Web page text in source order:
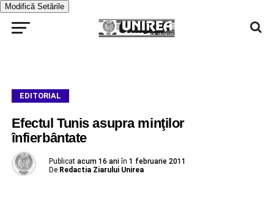
Modifică Setările
EDITORIAL
Efectul Tunis asupra minţilor
înfierbântate
Publicat acum 16 ani în 1 februarie 2011
De Redactia Ziarului Unirea